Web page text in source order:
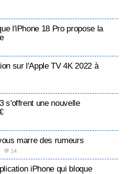
l'iPhone 18 Pro propose la
sur l'Apple TV 4K 2022 à
s'offrent une nouvelle
marre des rumeurs
💬 14
iPhone qui bloque